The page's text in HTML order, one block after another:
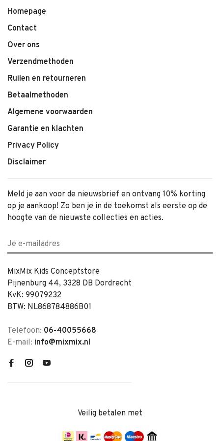
• Cotton Rib Baby Socks van MP Denmark
• Kleur: Dark Grey Melange
• Ademend en comfortabel materiaal
• Fijne ribstructuur
• Elastische boord
Homepage
Contact
Over ons
Verzendmethoden
Ruilen en retourneren
Betaalmethoden
Algemene voorwaarden
Garantie en klachten
Privacy Policy
Disclaimer
Meld je aan voor de nieuwsbrief en ontvang 10% korting
op je aankoop! Zo ben je in de toekomst als eerste op de
hoogte van de nieuwste collecties en acties.
MixMix Kids Conceptstore
Pijnenburg 44, 3328 DB Dordrecht
KvK: 99079232
BTW: NL868784886B01
Telefoon: 06-40055668
E-mail: info@mixmix.nl
Veilig betalen met